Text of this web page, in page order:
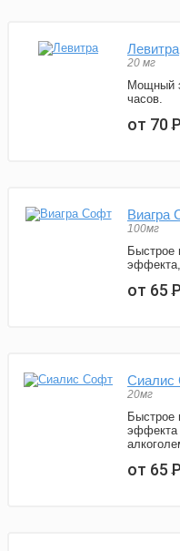
Левитра
20 мг
Мощный
часов.
от 70Р
Виагра
100мг
Быстрое
от 65Р
Сиалис
20мг
Быстрое
эффекта
от 65Р